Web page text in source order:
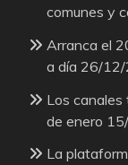
comunes y
Arranca el
a día 26/
Los
de enero
La